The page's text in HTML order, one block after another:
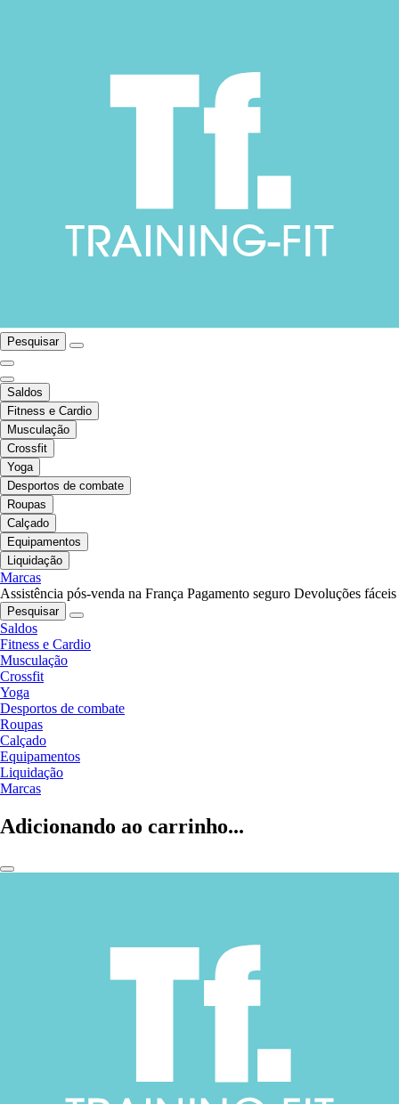
Pesquisar
Saldos
Fitness e Cardio
Musculação
Crossfit
Yoga
Desportos de combate
Roupas
Calçado
Equipamentos
Liquidação
Marcas
Assistência pós-venda na França Pagamento seguro Devoluções fáceis
Pesquisar
Saldos
Fitness e Cardio
Musculação
Crossfit
Yoga
Desportos de combate
Roupas
Calçado
Equipamentos
Liquidação
Marcas
Adicionando ao carrinho...